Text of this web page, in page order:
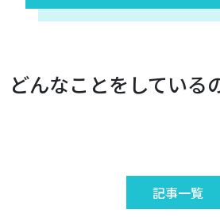
どんなことをしている
記事一覧